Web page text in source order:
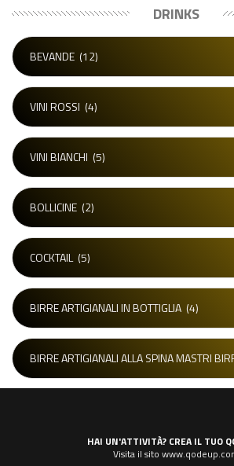
DRINKS
BEVANDE (12)
VINI ROSSI (4)
VINI BIANCHI (5)
BOLLICINE (2)
COCKTAIL(5)
BIRRE ARTIGIANALI IN BOTTIGLIA (4)
BIRRE ARTIGIANALI ALLA SPINA MASTRI
HAI UN'ATTIVITÀ? CREA IL TUO
Visita il sito